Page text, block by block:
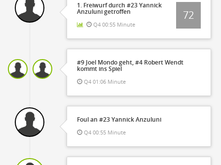
1. Freiwurf durch #23 Yannick
Anzuluni getroffen
Q4 00:55 Minute
72
#9 Joel Mondo geht, #4 Robert Wendt
kommt ins Spiel
Q4 01:06 Minute
Foul an #23 Yannick Anzuluni
Q4 00:55 Minute